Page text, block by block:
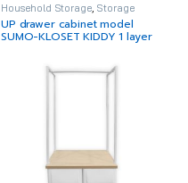
Household Storage, Storage
Drawer
UP drawer cabinet model
SUMO-KLOSET KIDDY 1 layer